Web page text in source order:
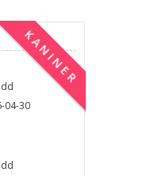
KANINER
04-30